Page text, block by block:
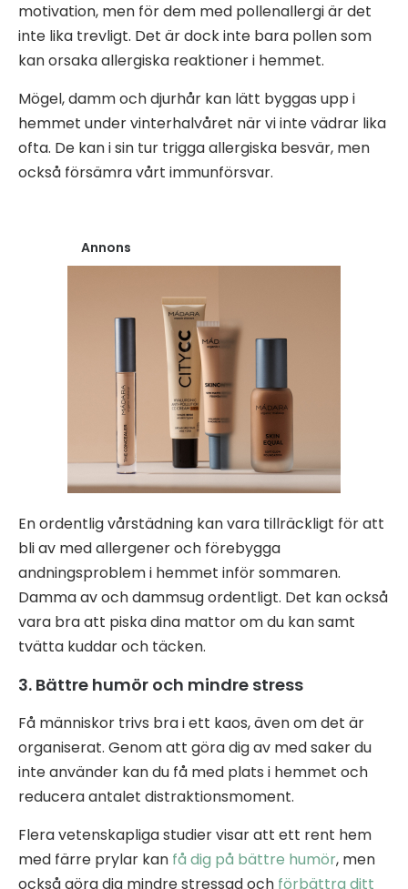
motivation, men för dem med pollenallergi är det
inte lika trevligt. Det är dock inte bara pollen som
kan orsaka allergiska reaktioner i hemmet.
Mögel, damm och djurhår kan lätt byggas upp i
hemmet under vinterhalvåret när vi inte vädrar lika
ofta. De kan i sin tur trigga allergiska besvär, men
också försämra vårt immunförsvar.
Annons
En ordentlig vårstädning kan vara tillräckligt för att
bli av med allergener och förebygga
andningsproblem i hemmet inför sommaren.
Damma av och dammsug ordentligt. Det kan också
vara bra att piska dina mattor om du kan samt
tvätta kuddar och täcken.
3. Bättre humör och mindre stress
Få människor trivs bra i ett kaos, även om det är
organiserat. Genom att göra dig av med saker du
inte använder kan du få med plats i hemmet och
reducera antalet distraktionsmoment.
Flera vetenskapliga studier visar att ett rent hem
med färre prylar kan få dig på bättre humör, men
också göra dig mindre stressad och förbättra ditt